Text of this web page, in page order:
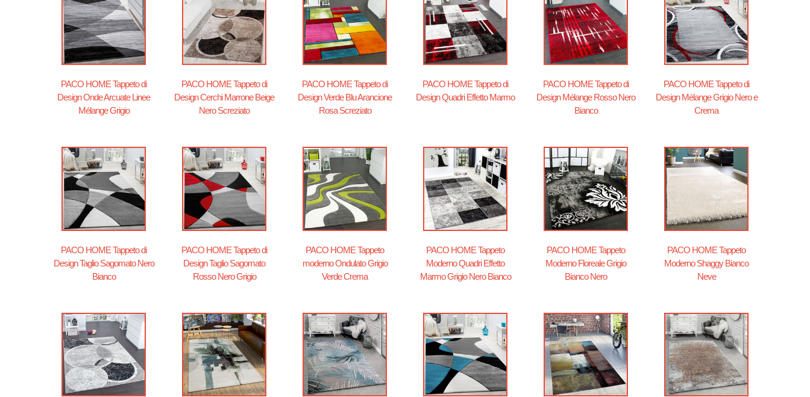
PACO HOME Tappeto di
Design Onde Arcuate Linee
Mélange Grigio
PACO HOME Tappeto di
Design Cerchi Marrone Beige
Nero Screziato
PACO HOME Tappeto di
Design Verde Blu Arancione
Rosa Screziato
PACO HOME Tappeto di
Design Quadri Effetto Marmo
PACO HOME Tappeto di
Design Mélange Rosso Nero
Bianco
PACO HOME Tappeto di
Design Mélange Grigio Nero e
Crema
PACO HOME Tappeto di
Design Taglio Sagomato Nero
Bianco
PACO HOME Tappeto di
Design Taglio Sagomato
Rosso Nero Grigio
PACO HOME Tappeto
moderno Ondulato Grigio
Verde Crema
PACO HOME Tappeto
Moderno Quadri Effetto
Marmo Grigio Nero Bianco
PACO HOME Tappeto
Moderno Floreale Grigio
Bianco Nero
PACO HOME Tappeto
Moderno Shaggy Bianco
Neve